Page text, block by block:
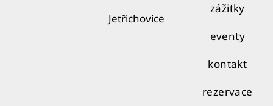
Jetřichovice
zážitky
eventy
kontakt
rezervace